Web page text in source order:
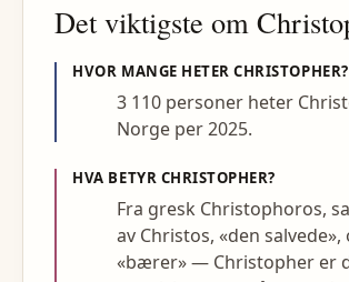
Det viktigste om
HVOR MANGE HETERCHRISTOPHER?
3 110 personer heter
Norge per 2025.
HVA BETYR CHRISTOPHER?
Fra gresk Christophoros,
av Christos, «den
«bærer» — Christopher er